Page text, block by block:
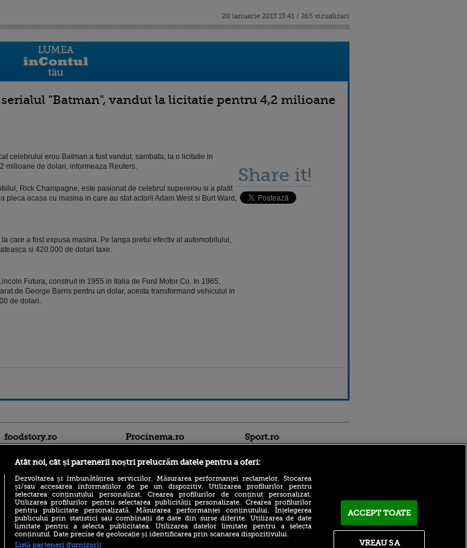
20 ianuarie 2013 13:41 / 265 vizualizari
"Batman", vandut la licitatie pentru 4,2 milioane
celebrului erou Batman a fost vandut, sambata, la o licitatie in
milioane de dolari, informeaza Reuters.
Rick Champagne, este pasionat de celebrul supererou si a platit
pleca acasacu masina in care au stat actorii Adam West si Burt Ward,
care a fost expusa masina. Pe langa pretul efectiv al automobilului,
si 420.000 de dolari taxe.
Futura, construit in 1955 in Italia de Ford Motor Co. In 1965,
de George Barris pentru un dolar, acesta transformand vehiculul in
de dolari.
Share it!
foodstory.ro
(P) Descoperă Lumea
Evenimentelor din România
cu Transilvania Events!
Procinema.ro
Nikolaj Coster-Waldau din
Urzeala Tronurilor și
Sport.ro
Adrian Mihalcea a
confirmat noul transfer la
UTA după remiza cu Rapid!
Atât noi, cât și partenerii noștri prelucrăm datele pentru a oferi:
Dezvoltarea și îmbunătățirea serviciilor. Măsurarea performanței reclamelor. Stocarea
și/sau accesarea informațiilor de pe un dispozitiv. Utilizarea profilurilor pentru
selectarea conținutului personalizat. Crearea profilurilor de conținut personalizat.
Utilizarea profilurilor pentru selectarea publicității personalizate. Crearea profilurilor
pentru publicitate personalizată. Măsurarea performanței conținutului. Înțelegerea
publicului prin statistici sau combinații de date din surse diferite. Utilizarea de date
limitate pentru a selecta publicitatea. Utilizarea datelor limitate pentru a selecta
conținutul. Date precise de geolocație și identificarea prin scanarea dispozitivului.
Listă parteneri (furnizori)
ACCEPT TOATE
VREAU SA